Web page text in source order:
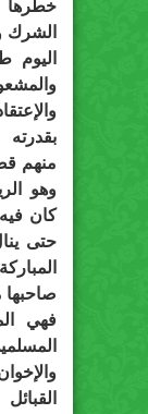
خطرها
الشرك
اليوم
منهم
وهو
كان
حتى
صاحبها
فهي